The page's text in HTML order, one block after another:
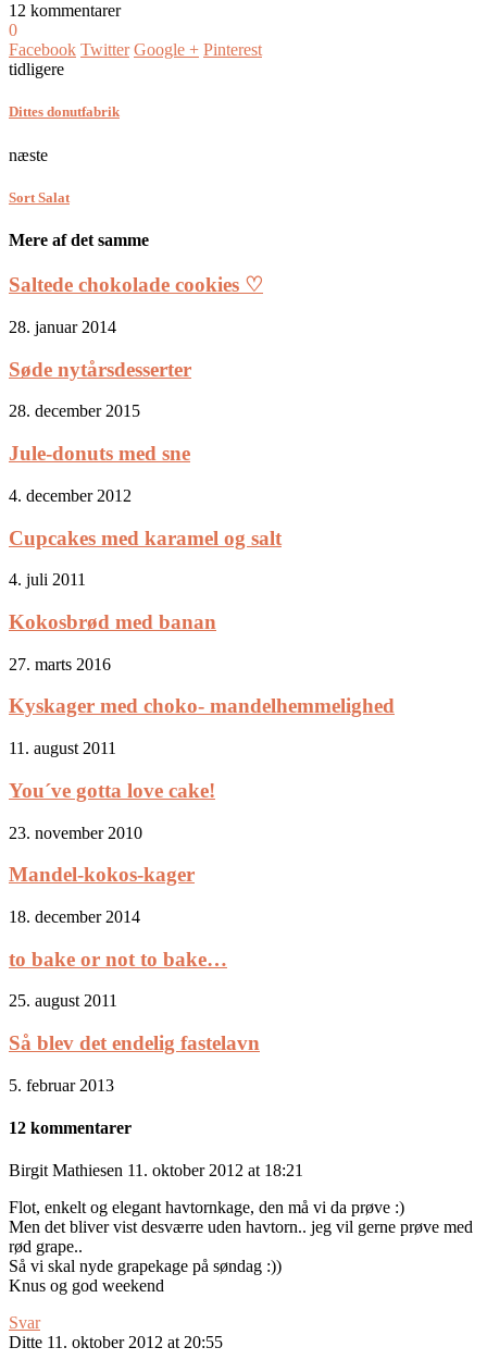
12 kommentarer
0
Facebook Twitter Google + Pinterest
tidligere
Dittes donutfabrik
næste
Sort Salat
Mere af det samme
Saltede chokolade cookies ♡
28. januar 2014
Søde nytårsdesserter
28. december 2015
Jule-donuts med sne
4. december 2012
Cupcakes med karamel og salt
4. juli 2011
Kokosbrød med banan
27. marts 2016
Kyskager med choko- mandelhemmelighed
11. august 2011
You´ve gotta love cake!
23. november 2010
Mandel-kokos-kager
18. december 2014
to bake or not to bake…
25. august 2011
Så blev det endelig fastelavn
5. februar 2013
12 kommentarer
Birgit Mathiesen 11. oktober 2012 at 18:21
Flot, enkelt og elegant havtornkage, den må vi da prøve :)
Men det bliver vist desværre uden havtorn.. jeg vil gerne prøve med
rød grape..
Så vi skal nyde grapekage på søndag :))
Knus og god weekend
Svar
Ditte 11. oktober 2012 at 20:55